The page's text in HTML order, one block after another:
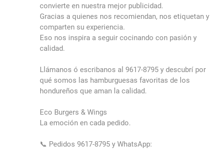
convierte en nuestra mejor publicidad.
Gracias a quienes nos recomiendan, nos etiquetan y
comparten su experiencia.
Eso nos inspira a seguir cocinando con pasión y
calidad.
Llámanos ó escribanos al 9617-8795 y descubrí por
qué somos las hamburguesas favoritas de los
hondureños que aman la calidad.
Eco Burgers & Wings
La emoción en cada pedido.
📞 Pedidos 9617-8795 y WhatsApp: